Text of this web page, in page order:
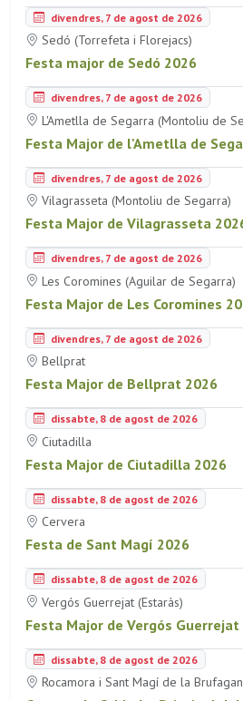
divendres, 7 de agost de 2026
Sedó (Torrefeta i Florejacs)
Festa major de Sedó 2026
divendres, 7 de agost de 2026
L'Ametlla de Segarra (Montoliu de
Festa Major de l'Ametlla de
divendres, 7 de agost de 2026
Vilagrasseta (Montoliu de Segarra)
Festa Major de Vilagrasseta
divendres, 7 de agost de 2026
Les Coromines (Aguilar de Segarra)
Festa Major de Les Coromines
divendres, 7 de agost de 2026
Bellprat
Festa Major de Bellprat 2026
dissabte, 8 de agost de 2026
Ciutadilla
Festa Major de Ciutadilla 2026
dissabte, 8 de agost de 2026
Cervera
Festa de Sant Magí 2026
dissabte, 8 de agost de 2026
Vergós Guerrejat (Estaràs)
Festa Major de Vergós Guerrejat
dissabte, 8 de agost de 2026
Rocamora i Sant Magí de la